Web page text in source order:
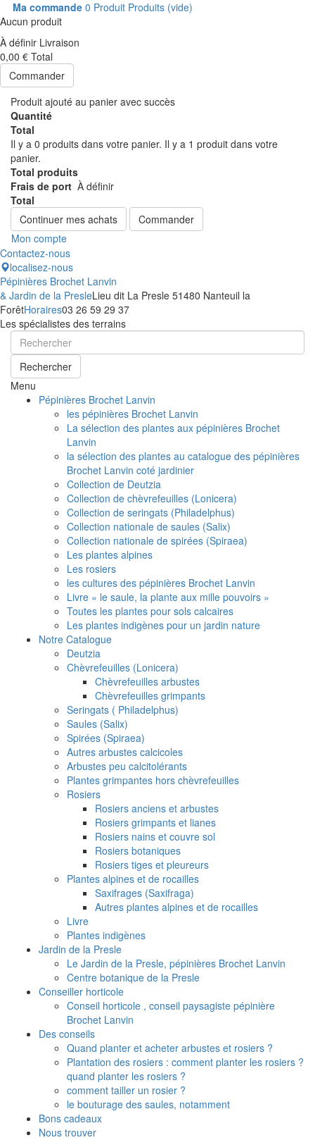
Ma commande 0 Produit Produits (vide)
Aucun produit
À définir Livraison
0,00 € Total
Commander
Produit ajouté au panier avec succès
Quantité
Total
Il y a 0 produits dans votre panier. Il y a 1 produit dans votre
panier.
Total produits
Frais de port À définir
Total
Continuer mes achats
Commander
Mon compte
Contactez-nous
localisez-nous
Pépinières Brochet Lanvin
& Jardin de la PresleLieu dit La Presle 51480 Nanteuil la
ForêtHoraires03 26 59 29 37
Les spécialistes des terrains
Rechercher
Menu
Pépinières Brochet Lanvin
les pépinières Brochet Lanvin
La sélection des plantes aux pépinières Brochet
Lanvin
la sélection des plantes au catalogue des pépinières
Brochet Lanvin coté jardinier
Collection de Deutzia
Collection de chèvrefeuilles (Lonicera)
Collection de seringats (Philadelphus)
Collection nationale de saules (Salix)
Collection nationale de spirées (Spiraea)
Les plantes alpines
Les rosiers
les cultures des pépinières Brochet Lanvin
Livre « le saule, la plante aux mille pouvoirs »
Toutes les plantes pour sols calcaires
Les plantes indigènes pour un jardin nature
Notre Catalogue
Deutzia
Chèvrefeuilles (Lonicera)
Chèvrefeuilles arbustes
Chèvrefeuilles grimpants
Seringats ( Philadelphus)
Saules (Salix)
Spirées (Spiraea)
Autres arbustes calcicoles
Arbustes peu calcitolérants
Plantes grimpantes hors chèvrefeuilles
Rosiers
Rosiers anciens et arbustes
Rosiers grimpants et lianes
Rosiers nains et couvre sol
Rosiers botaniques
Rosiers tiges et pleureurs
Plantes alpines et de rocailles
Saxifrages (Saxifraga)
Autres plantes alpines et de rocailles
Livre
Plantes indigènes
Jardin de la Presle
Le Jardin de la Presle, pépinières Brochet Lanvin
Centre botanique de la Presle
Conseiller horticole
Conseil horticole , conseil paysagiste pépinière
Brochet Lanvin
Des conseils
Quand planter et acheter arbustes et rosiers ?
Plantation des rosiers : comment planter les rosiers ?
quand planter les rosiers ?
comment tailler un rosier ?
le bouturage des saules, notamment
Bons cadeaux
Nous trouver